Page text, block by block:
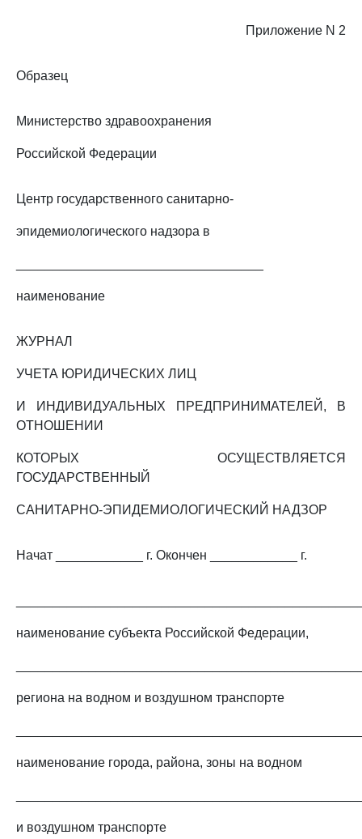
Приложение N 2
Образец
Министерство здравоохранения
Российской Федерации
Центр государственного санитарно-
эпидемиологического надзора в
наименование
ЖУРНАЛ
УЧЕТА ЮРИДИЧЕСКИХ ЛИЦ
И ИНДИВИДУАЛЬНЫХ ПРЕДПРИНИМАТЕЛЕЙ, В
ОТНОШЕНИИ
КОТОРЫХ ОСУЩЕСТВЛЯЕТСЯ
ГОСУДАРСТВЕННЫЙ
САНИТАРНО-ЭПИДЕМИОЛОГИЧЕСКИЙ НАДЗОР
Начат ____________ г. Окончен ____________ г.
наименование субъекта Российской Федерации,
региона на водном и воздушном транспорте
наименование города, района, зоны на водном
и воздушном транспорте